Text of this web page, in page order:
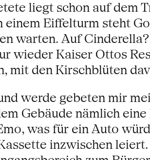
liegt schon auf dem
Eiffelturm steht
warten. Auf
wieder Kaiser Ottos
mit den Kirschblüten
werde gebeten mir
Gebäude nämlich
was für ein Auto
inzwischen